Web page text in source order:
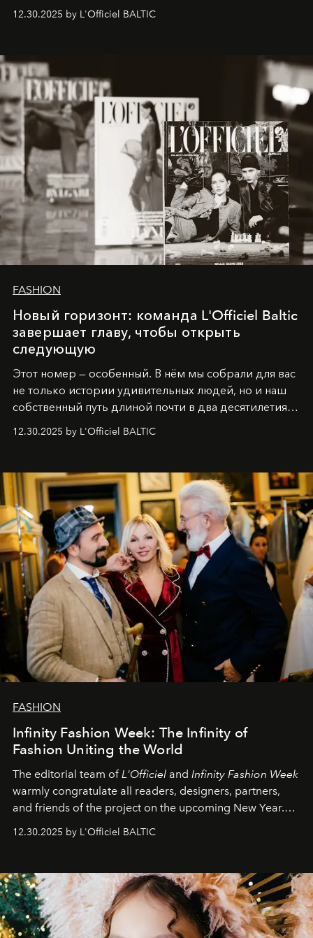
ecosystems. Sabrina Spinelli
brand strategist with three decades of mastery in luxury,
framework where creativity, commerce, and culture
converge with surgical precision.
12.30.2025 by L'Officiel BALTIC
FASHION
Новый горизонт: команда L'Officiel Baltic
завершает главу, чтобы открыть
следующую
Этот номер — особенный. В нём мы собрали для вас
не только истории удивительных людей, но и наш
собственный путь длиной почти в два десятилетия.
Вместо привычного подведения итогов мы от всей
души говорим спасибо каждому, кто был с нами все
самыми искренними пожеланиями и теплом, ваша
командаL’Officiel Baltic .
12.30.2025 by L'Officiel BALTIC
FASHION
Infinity Fashion Week: The Infinity of
Fashion Uniting the World
The editorial team ofL'Officiel and Infinity Fashion Week
warmly congratulate all readers, designers, partners,
and friends of the project on the upcoming New Year.
May 2026 bring growth, inspiration, bold ideas, and new
achievements.
12.30.2025 by L'Officiel BALTIC